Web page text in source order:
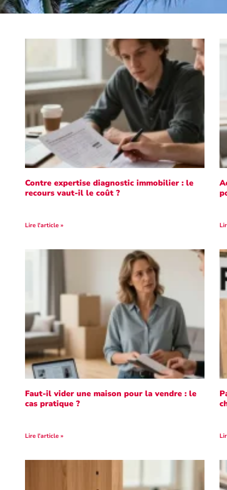
Contre expertise diagnostic immobilier : le
recours vaut-il le coût ?
Lire l'article »
Faut-il vider une maison pour la vendre : le
cas pratique ?
Lire l'article »